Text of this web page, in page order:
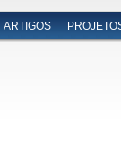
ARTIGOS